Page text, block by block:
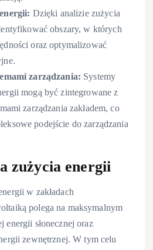
Dzięki analizie zużycia
obszary, w których
oraz optymalizować
zarządzania: Systemy
mogą być zintegrowane z
zarządzania zakładem, co
podejście do zarządzania
zużycia energii
w zakładach
polega na maksymalnym
energii słonecznej oraz
zewnętrznej. W tym celu